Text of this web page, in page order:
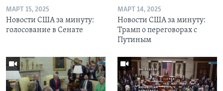
МАРТ 15, 2025
Новости США за минуту:
голосование в Сенате
МАРТ 14, 2025
Новости США за минуту:
Трамп о переговорах с
Путиным